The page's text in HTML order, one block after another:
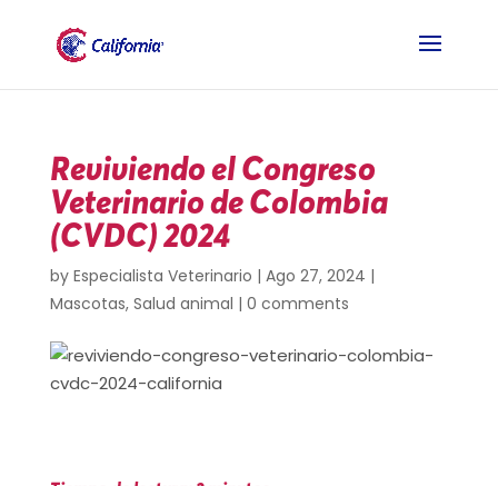
Reviviendo el Congreso
Veterinario de Colombia
(CVDC) 2024
by Especialista Veterinario | Ago 27, 2024 |
Mascotas, Salud animal | 0 comments